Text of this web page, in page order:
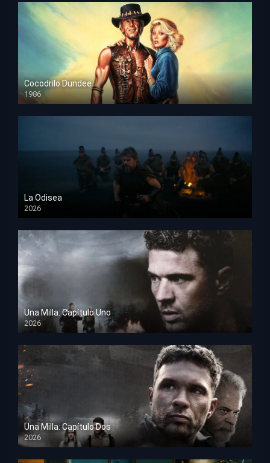
Cocodrilo Dundee
1986
HD 1080p
La Odisea
2026
TS Screener
Una Milla: Capítulo Uno
2026
HD 1080p
Una Milla: Capítulo Dos
2026
HD 1080p